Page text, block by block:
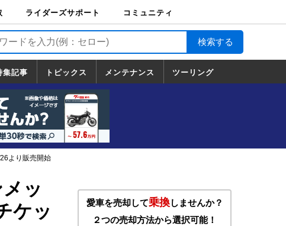
ライダーズサポート
ライダーズサポート
TOP
バイク輸送
バイクガレージライ
フ
バイク車両保険
ロードサービス
バイク試乗
コミュニティ
集記事 トピックス
トピックス
一覧
ホンダ
ヤマハ
スズキ
カワサキ
ハーレーダ
ビッドソン
BMW
ドゥカティ
トライアン
フ
メンテナンス ツーリング
より販売開始
ッ
ケッ
愛車を売却して乗換しませんか？
２つの売却方法から選択可能！